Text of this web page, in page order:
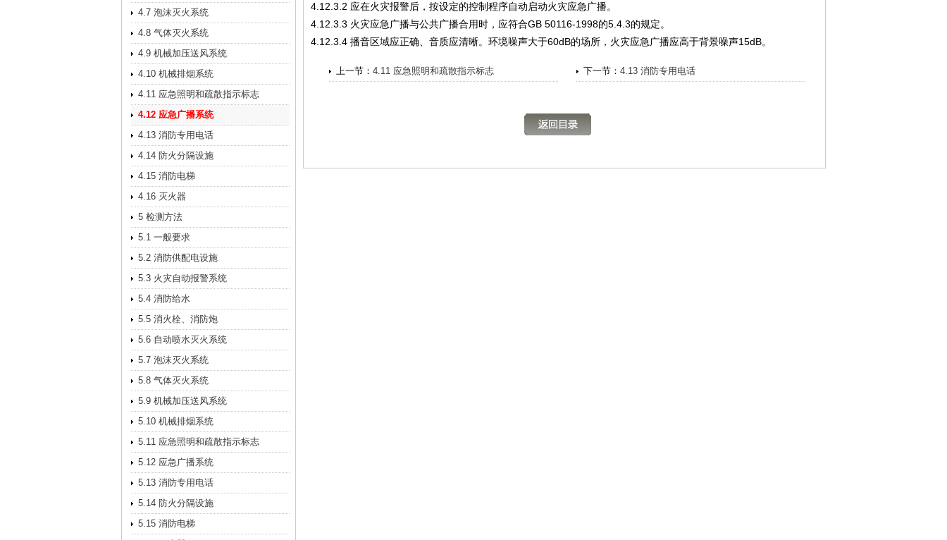
4.12.3.2 应在火灾报警后，按设定的控制程序自动启动火灾应急广播。
4.12.3.3 火灾应急广播与公共广播合用时，应符合GB 50116-1998的5.4.3的规定。
4.12.3.4 播音区域应正确、音质应清晰。环境噪声大于60dB的场所，火灾应急广播应高于背景噪声15dB。
上一节： 4.11 应急照明和疏散指示标志 下一节： 4.13 消防专用电话
4.7 泡沫灭火系统
4.8 气体灭火系统
4.9 机械加压送风系统
4.10 机械排烟系统
4.11 应急照明和疏散指示标志
4.12 应急广播系统
4.13 消防专用电话
4.14 防火分隔设施
4.15 消防电梯
4.16 灭火器
5 检测方法
5.1 一般要求
5.2 消防供配电设施
5.3 火灾自动报警系统
5.4 消防给水
5.5 消火栓、消防炮
5.6 自动喷水灭火系统
5.7 泡沫灭火系统
5.8 气体灭火系统
5.9 机械加压送风系统
5.10 机械排烟系统
5.11 应急照明和疏散指示标志
5.12 应急广播系统
5.13 消防专用电话
5.14 防火分隔设施
5.15 消防电梯